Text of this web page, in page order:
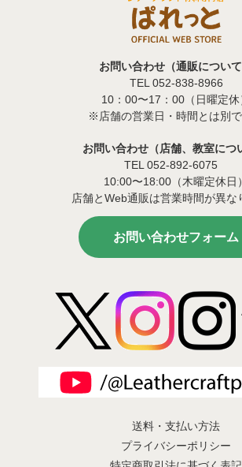
お問い合わせ（通販について
TEL 052-838-8966
10：00〜17：00（日曜定休
※店舗の営業日・時間とは別で
お問い合わせ（店舗、教室につ
TEL 052-892-6075
10:00〜18:00（木曜定休日）
店舗とWeb通販は営業時間が異な
お問い合わせフォーム
送料・支払い方法
プライバシーポリシー